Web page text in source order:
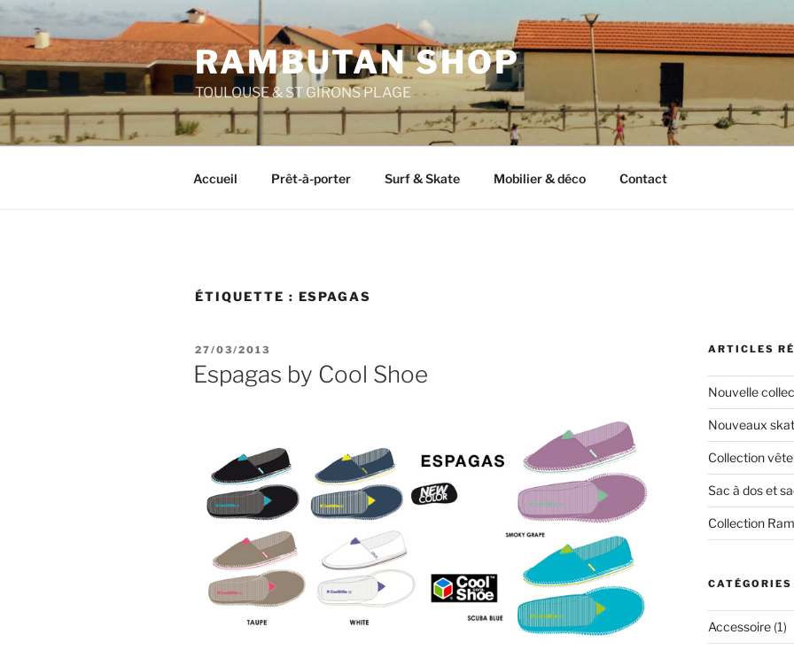
Aller
contenu
principal
RAMBUTAN SHOP
TOULOUSE & ST GIRONS PLAGE
Accueil Prêt-à-porter Surf & Skate Mobilier & déco Contact
ÉTIQUETTE : ESPAGAS
PUBLIÉ
LE
27/03/2013
Espagas by Cool Shoe
ARTICLES
Nouvelle
Nouveaux
Collection
Sac à dos et
Collection
CATÉGORIES
Accessoire(1)